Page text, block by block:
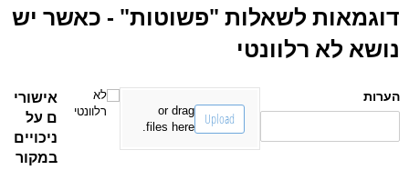
דוגמאות לשאלות "פשוטות" - כאשר יש
נושא לא רלוונטי
הערות
Upload
or drag
files here.
Untitled
לא
רלוונטי
אישורי
ם על
ניכויים
במקור